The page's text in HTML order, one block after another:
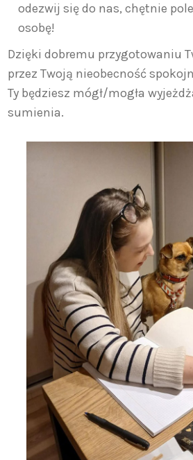
odezwij się do nas, chętnie
osobę!
Dzięki dobremu przygotowaniu
przez Twoją nieobecność
Ty będziesz mógł/mogła
sumienia.